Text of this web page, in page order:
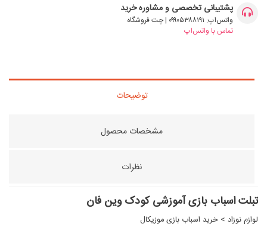
پشتیبانی تخصصی و مشاوره خرید
واتس‌اپ: ۰۹۹۰۵۳۸۸۱۹۱ | چت فروشگاه
تماس با واتس‌اپ
توضیحات
مشخصات محصول
نظرات
تبلت اسباب بازی آموزشی کودک وین فان
لوازم نوزاد > خرید اسباب بازی موزیکال